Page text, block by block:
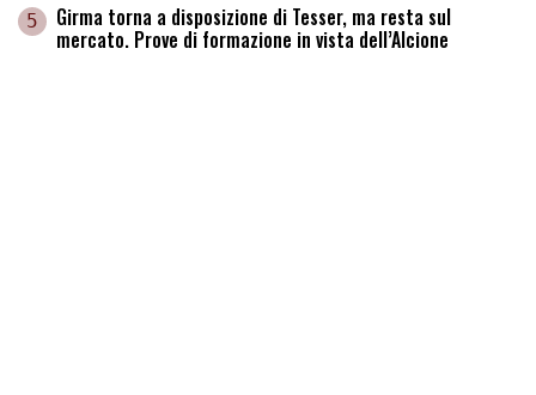
5 Girma torna a disposizione di Tesser, ma resta sul
mercato. Prove di formazione in vista dell’Alcione